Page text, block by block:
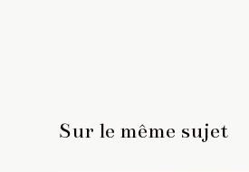
Sur le même sujet